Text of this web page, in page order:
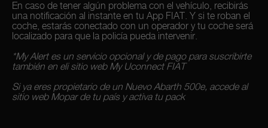
En caso de tener algún problema con el vehículo, recibirás
una notificación al instante en tu App FIAT. Y si te roban el
coche, estarás conectado con un operador y tu coche será
localizado para que la policía pueda intervenir.
*My Alert es un servicio opcional y de pago para suscribirte
también en eli sitio web My Uconnect FIAT
Si ya eres propietario de un Nuevo Abarth 500e, accede al
sitio web Mopar de tu país y activa tu pack